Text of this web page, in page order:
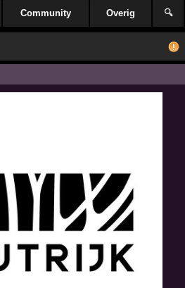
Community Overig 🔍